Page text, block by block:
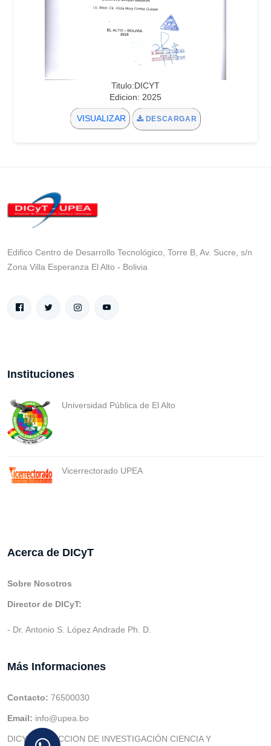
Titulo:DICYT
Edicion: 2025
VISUALIZAR DESCARGAR
Edifico Centro de Desarrollo Tecnológico, Torre B, Av. Sucre, s/n
Zona Villa Esperanza El Alto - Bolivia
Instituciones
Universidad Pública de El Alto
Vicerrectorado UPEA
Acerca de DICyT
Sobre Nosotros
Director de DICyT:
- Dr. Antonio S. López Andrade Ph. D.
Más Informaciones
Contacto: 76500030
Email: info@upea.bo
DICYT (DIRECCION DE INVESTIGACIÓN CIENCIA Y